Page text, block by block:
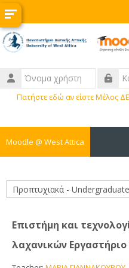
Μετάβαση στο κεντρικό
Όνομα
χρήστη
Κωδικός
πρόσβασης
Πατήστε εδώ αν είστε Μέλος
Moodle @ West Attica
ΚΕ.ΔΙ.ΜΑ.
Κατηγορίες μαθημάτων
Επιστήμη και
λαχανικών Εργαστήριο